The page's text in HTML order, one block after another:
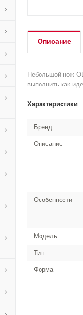
Описание
Небольшой нож
выполнить как
Характеристики
Бренд
Описание
Особенности
Модель
Тип
Форма